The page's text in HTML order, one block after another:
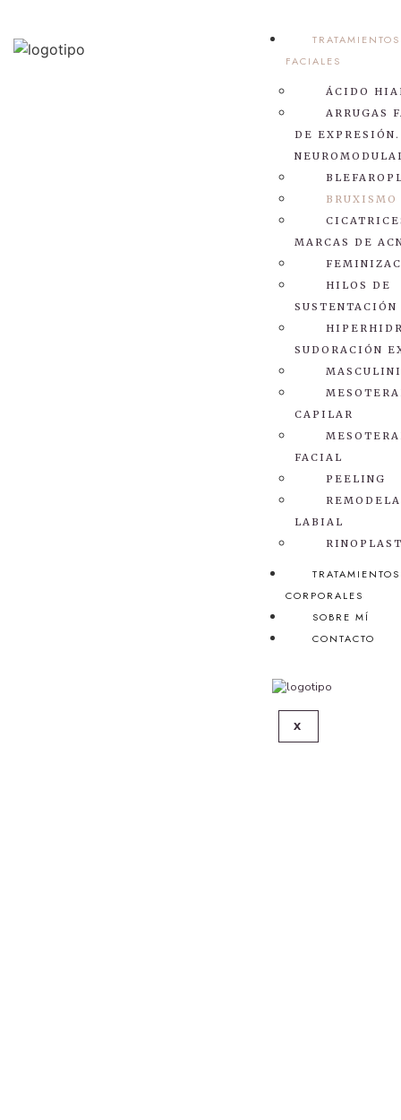
TRATAMIENTOS
FACIALES
ÁCIDO
ARRUGAS
DE EXPRESIÓN.
BRUXISMO
MARCAS DE
HILOS DE
SUSTENTACIÓN
SUDORACIÓN
CAPILAR
FACIAL
PEELING
LABIAL
TRATAMIENTOS
CORPORALES
SOBRE MÍ
CONTACTO
X
Bruxismo